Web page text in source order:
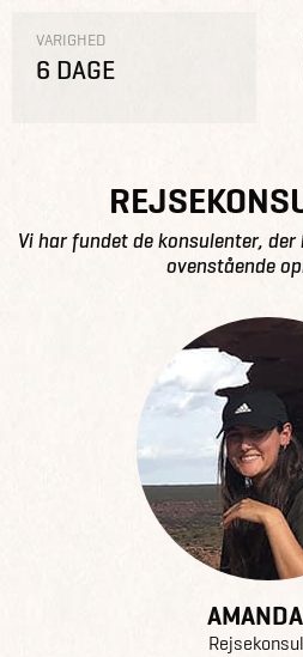
VARIGHED
6 DAGE
Vi har fundet de konsulenter,
ovenstående